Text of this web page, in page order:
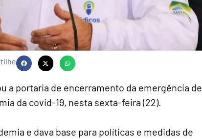
a portaria de encerramento da emergência de
da covid-19, nesta sexta-feira (22).
e dava base para políticas e medidas de